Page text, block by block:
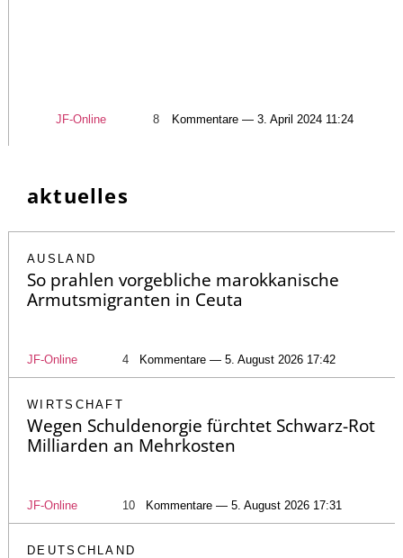
JF-Online 8 Kommentare — 3. April 2024 11:24
aktuelles
AUSLAND
So prahlen vorgebliche marokkanische
Armutsmigranten in Ceuta
JF-Online 4 Kommentare — 5. August 2026 17:42
WIRTSCHAFT
Wegen Schuldenorgie fürchtet Schwarz-Rot
Milliarden an Mehrkosten
JF-Online 10 Kommentare — 5. August 2026 17:31
DEUTSCHLAND